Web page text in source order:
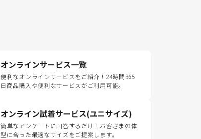
オンラインサービス一覧
便利なオンラインサービスをご紹介！24時間365
日商品購入や便利なサービスがご利用可能。
オンライン試着サービス(ユニサイズ)
簡単なアンケートに回答するだけ！お客さまの体
型に合った最適なサイズをご提案します。